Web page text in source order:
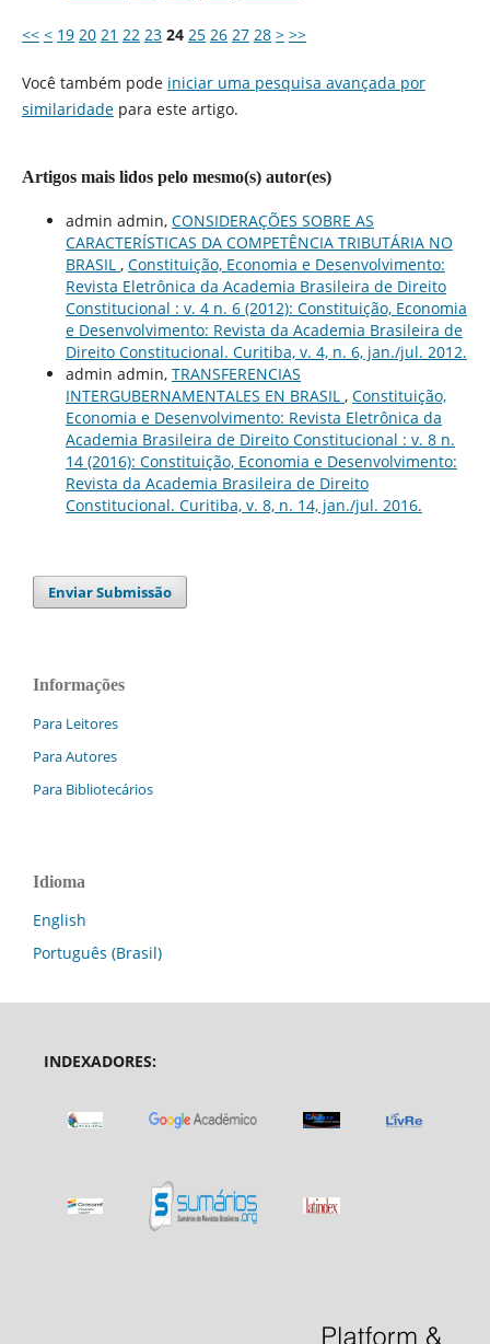
<< < 19 20 21 22 23 24 25 26 27 28 > >>
Você também pode iniciar uma pesquisa avançada por
similaridadepara este artigo.
Artigos mais lidos pelo mesmo(s) autor(es)
admin admin, CONSIDERAÇÕES SOBRE AS
CARACTERÍSTICAS DA COMPETÊNCIA TRIBUTÁRIA NO
BRASIL , Constituição, Economia e Desenvolvimento:
Revista Eletrônica da Academia Brasileira de Direito
Constitucional : v. 4 n. 6 (2012): Constituição, Economia
e Desenvolvimento: Revista da Academia Brasileira de
Direito Constitucional. Curitiba, v. 4, n. 6, jan./jul. 2012.
admin admin, TRANSFERENCIAS
INTERGUBERNAMENTALES EN BRASIL , Constituição,
Economia e Desenvolvimento: Revista Eletrônica da
Academia Brasileira de Direito Constitucional : v. 8 n.
14 (2016): Constituição, Economia e Desenvolvimento:
Revista da Academia Brasileira de Direito
Constitucional. Curitiba, v. 8, n. 14, jan./jul. 2016.
Enviar Submissão
Informações
Para Leitores
Para Autores
Para Bibliotecários
Idioma
English
Português (Brasil)
INDEXADORES: